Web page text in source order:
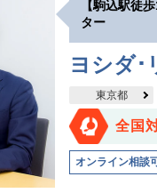
【駒込駅徒
ター
ヨシダ･
東京都
全国
オンライン相談